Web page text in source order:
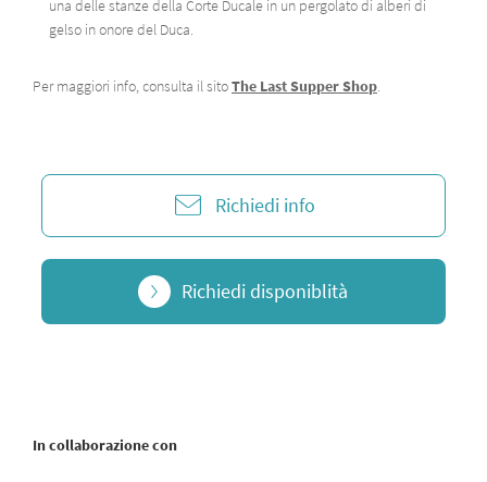
una delle stanze della Corte Ducale in un pergolato di alberi di
gelso in onore del Duca.
Per maggiori info, consulta il sitoThe Last Supper Shop.
Richiedi info
Richiedi disponiblità
In collaborazione con